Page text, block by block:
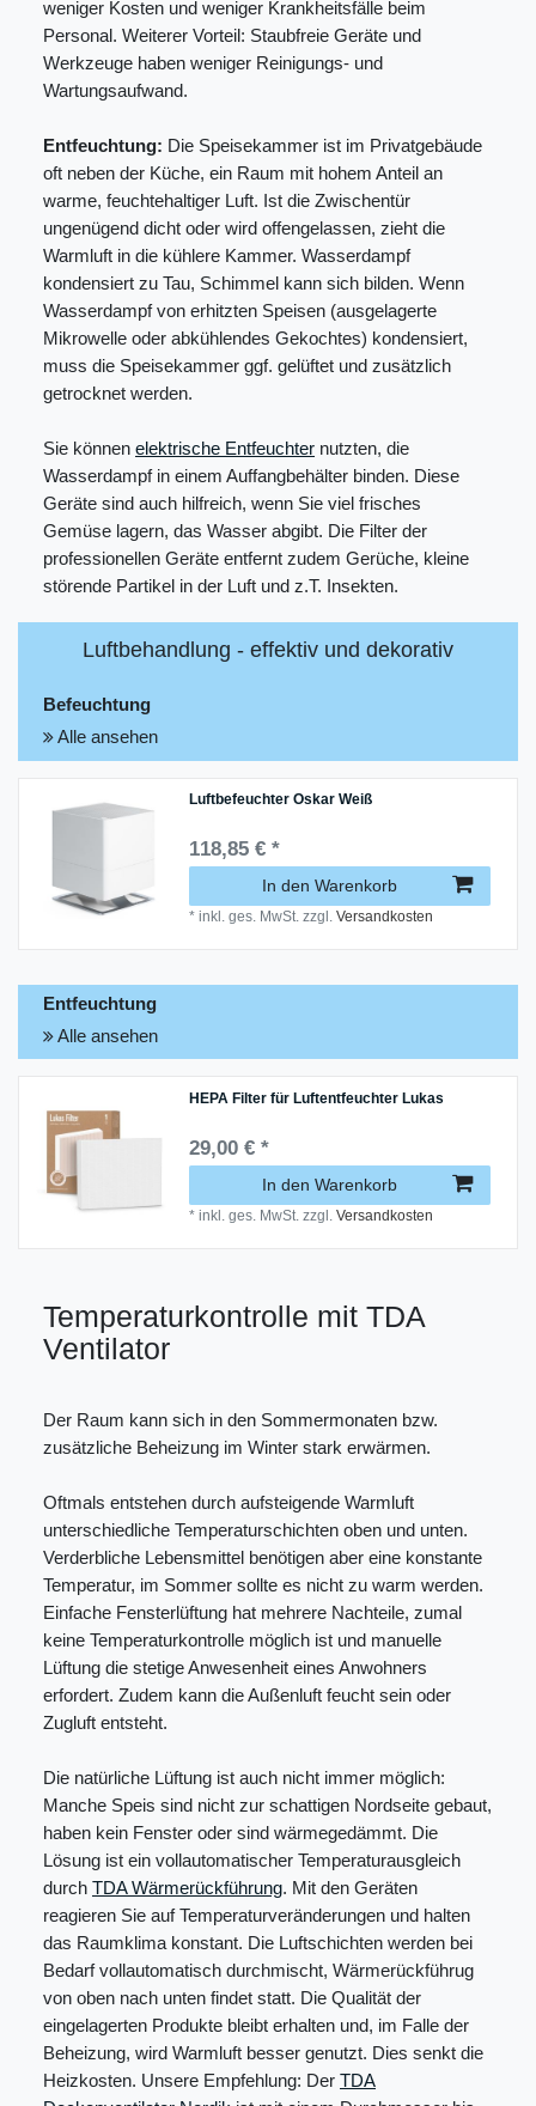
weniger Kosten und weniger Krankheitsfälle beim
Personal. Weiterer Vorteil: Staubfreie Geräte und
Werkzeuge haben weniger Reinigungs- und
Wartungsaufwand.
Entfeuchtung: Die Speisekammer ist im Privatgebäude
oft neben der Küche, ein Raum mit hohem Anteil an
warme, feuchtehaltiger Luft. Ist die Zwischentür
ungenügend dicht oder wird offengelassen, zieht die
Warmluft in die kühlere Kammer. Wasserdampf
kondensiert zu Tau, Schimmel kann sich bilden. Wenn
Wasserdampf von erhitzten Speisen (ausgelagerte
Mikrowelle oder abkühlendes Gekochtes) kondensiert,
muss die Speisekammer ggf. gelüftet und zusätzlich
getrocknet werden.
Sie können elektrische Entfeuchter nutzten, die
Wasserdampf in einem Auffangbehälter binden. Diese
Geräte sind auch hilfreich, wenn Sie viel frisches
Gemüse lagern, das Wasser abgibt. Die Filter der
professionellen Geräte entfernt zudem Gerüche, kleine
störende Partikel in der Luft und z.T. Insekten.
Luftbehandlung - effektiv und dekorativ
Befeuchtung
Alle ansehen
Luftbefeuchter Oskar Weiß
118,85 € *
In den Warenkorb
*inkl. ges. MwSt. zzgl.Versandkosten
Entfeuchtung
Alle ansehen
HEPA Filter für Luftentfeuchter Lukas
29,00 € *
In den Warenkorb
*inkl. ges. MwSt. zzgl.Versandkosten
Temperaturkontrolle mit TDA
Ventilator
Der Raum kann sich in den Sommermonaten bzw.
zusätzliche Beheizung im Winter stark erwärmen.
Oftmals entstehen durch aufsteigende Warmluft
unterschiedliche Temperaturschichten oben und unten.
Verderbliche Lebensmittel benötigen aber eine konstante
Temperatur, im Sommer sollte es nicht zu warm werden.
Einfache Fensterlüftung hat mehrere Nachteile, zumal
keine Temperaturkontrolle möglich ist und manuelle
Lüftung die stetige Anwesenheit eines Anwohners
erfordert. Zudem kann die Außenluft feucht sein oder
Zugluft entsteht.
Die natürliche Lüftung ist auch nicht immer möglich:
Manche Speis sind nicht zur schattigen Nordseite gebaut,
haben kein Fenster oder sind wärmegedämmt. Die
Lösung ist ein vollautomatischer Temperaturausgleich
durch TDA Wärmerückführung. Mit den Geräten
reagieren Sie auf Temperaturveränderungen und halten
das Raumklima konstant. Die Luftschichten werden bei
Bedarf vollautomatisch durchmischt, Wärmerückführug
von oben nach unten findet statt. Die Qualität der
eingelagerten Produkte bleibt erhalten und, im Falle der
Beheizung, wird Warmluft besser genutzt. Dies senkt die
Heizkosten. Unsere Empfehlung: Der TDA